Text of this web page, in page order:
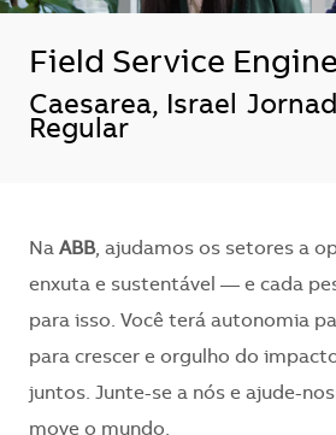
Field Service
Localização
Caesarea, Israel
Regular
Na ABB, ajudamos os setores a
enxuta e sustentável — e cada
para isso. Você terá autonomia
para crescer e orgulho do
juntos. Junte-se a nós e ajude-
move o mundo.